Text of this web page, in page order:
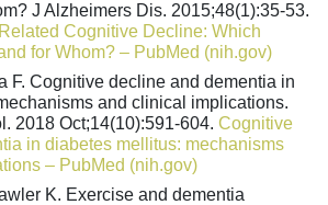
J Alzheimers Dis. 2015;48(1):35-53.
Cognitive Decline: Which
for Whom? – PubMed (nih.gov)
F. Cognitive decline and dementia in
and clinical implications.
2018 Oct;14(10):591-604. Cognitive
in diabetes mellitus: mechanisms
– PubMed (nih.gov)
K. Exercise and dementia